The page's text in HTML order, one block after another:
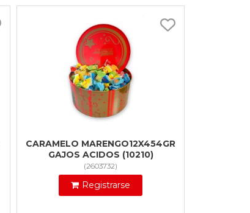
CARAMELO MARENGO12X454GR
GAJOS ACIDOS (10210)
(2603732)
Registrarse